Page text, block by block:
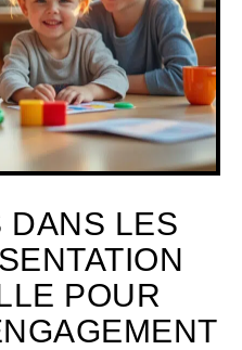
DANS LES
POUR